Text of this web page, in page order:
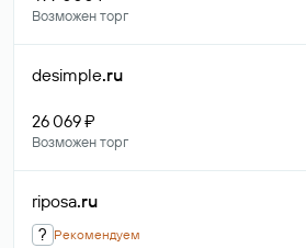
Возможен торг
desimple.ru
26 069 ₽
Возможен торг
riposa.ru
? Рекомендуем